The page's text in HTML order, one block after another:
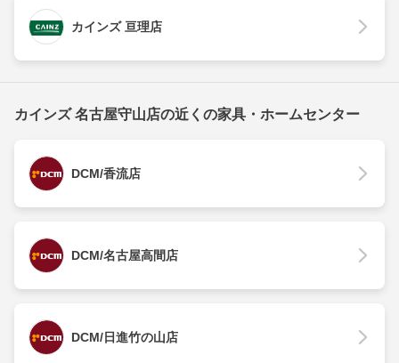
カインズ 亘理店
カインズ 名古屋守山店の近くの家具・ホームセンター
DCM/香流店
DCM/名古屋高間店
DCM/日進竹の山店